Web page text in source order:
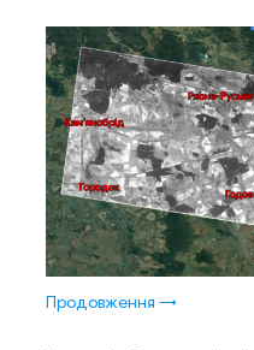
Продовження →